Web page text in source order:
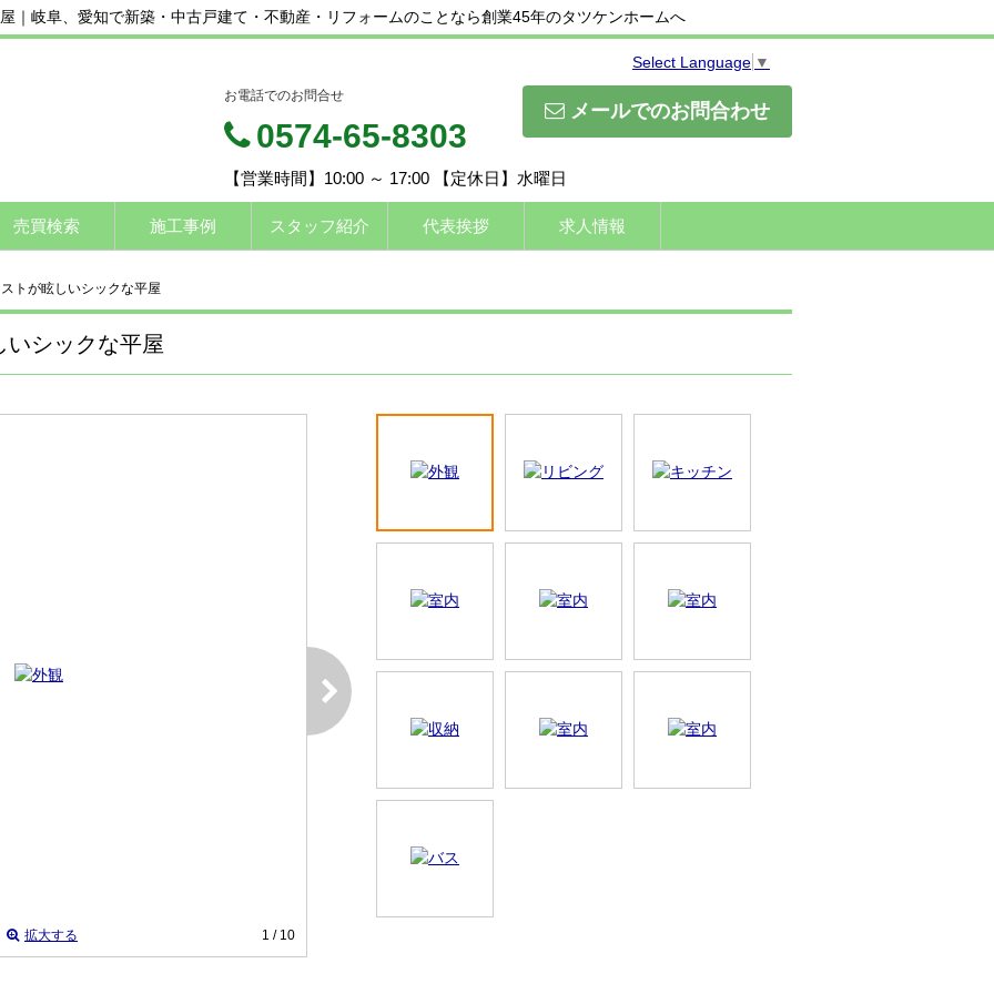
｜岐阜、愛知で新築・中古戸建て・不動産・リフォームのことなら創業45年のタツケンホームへ
Select Language ▼
メールでのお問合わせ
お電話でのお問合せ
0574-65-8303
【営業時間】10:00 ～ 17:00 【定休日】水曜日
売買検索 施工事例 スタッフ紹介 代表挨拶 求人情報
トが眩しいシックな平屋
いシックな平屋
拡大する 1 / 10